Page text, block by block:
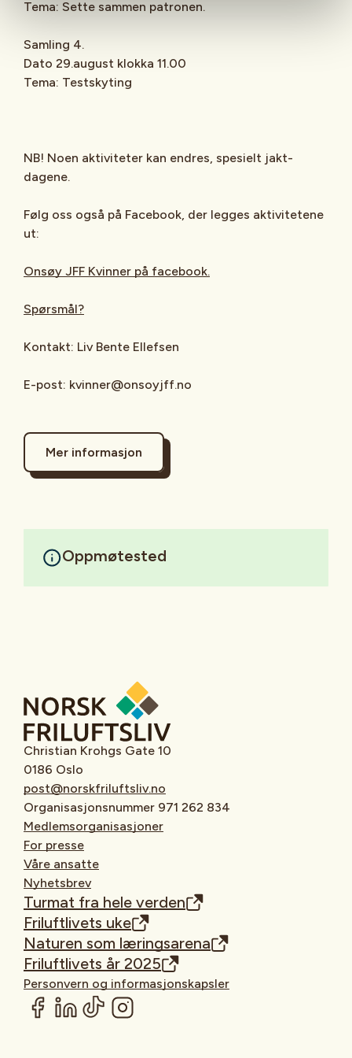
Tema: Sette sammen patronen.
Samling 4.
Dato 29.august klokka 11.00
Tema: Testskyting
NB! Noen aktiviteter kan endres, spesielt jakt-
dagene.
Følg oss også på Facebook, der legges aktivitetene
ut:
Onsøy JFF Kvinner på facebook.
Spørsmål?
Kontakt: Liv Bente Ellefsen
E-post: kvinner@onsoyjff.no
Mer informasjon
Oppmøtested
Christian Krohgs Gate 10
0186 Oslo
post@norskfriluftsliv.no
Organisasjonsnummer 971 262 834
Medlemsorganisasjoner
For presse
Våre ansatte
Nyhetsbrev
Turmat fra hele verden
Friluftlivets uke
Naturen som læringsarena
Friluftlivets år 2025
Personvern og informasjonskapsler